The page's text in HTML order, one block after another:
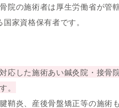
院の施術者は厚生労働省が管
国家資格保有者です。
応した施術あい鍼灸院・接骨
。
鞘炎、産後骨盤矯正等の施術